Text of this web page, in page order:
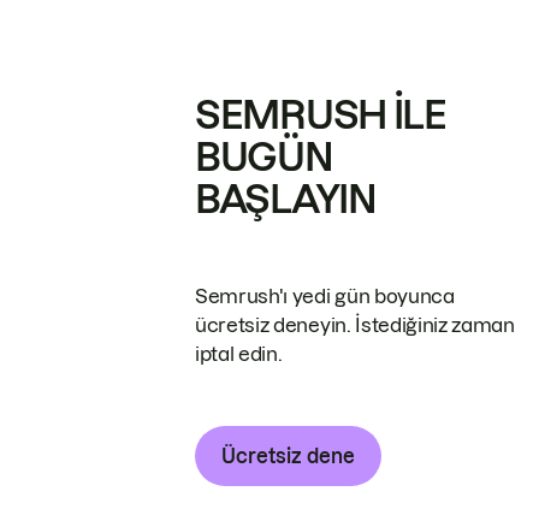
SEMRUSH ILE
BUGÜN
BAŞLAYIN
Semrush'ı yedi gün boyunca
ücretsiz deneyin. İstediğiniz zaman
iptal edin.
Ücretsiz dene